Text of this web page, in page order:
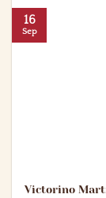
Victorino
16
Sep